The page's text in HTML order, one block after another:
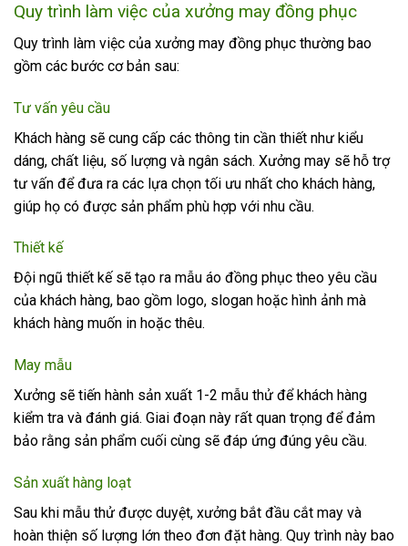
Quy trình làm việc của xưởng may đồng phục
Quy trình làm việc của xưởng may đồng phục thường bao
gồm các bước cơ bản sau:
Tư vấn yêu cầu
Khách hàng sẽ cung cấp các thông tin cần thiết như kiểu
dáng, chất liệu, số lượng và ngân sách. Xưởng may sẽ hỗ trợ
tư vấn để đưa ra các lựa chọn tối ưu nhất cho khách hàng,
giúp họ có được sản phẩm phù hợp với nhu cầu.
Thiết kế
Đội ngũ thiết kế sẽ tạo ra mẫu áo đồng phục theo yêu cầu
của khách hàng, bao gồm logo, slogan hoặc hình ảnh mà
khách hàng muốn in hoặc thêu.
May mẫu
Xưởng sẽ tiến hành sản xuất 1-2 mẫu thử để khách hàng
kiểm tra và đánh giá. Giai đoạn này rất quan trọng để đảm
bảo rằng sản phẩm cuối cùng sẽ đáp ứng đúng yêu cầu.
Sản xuất hàng loạt
Sau khi mẫu thử được duyệt, xưởng bắt đầu cắt may và
hoàn thiện số lượng lớn theo đơn đặt hàng. Quy trình này bao